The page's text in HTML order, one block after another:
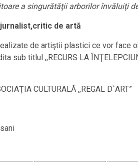
a singurătăţii arborilor învăluiţi
de artă
de artiştii plastici ce vor face
sub titlul ,,RECURS LA
CULTURALĂ ,,REGAL D`ART”